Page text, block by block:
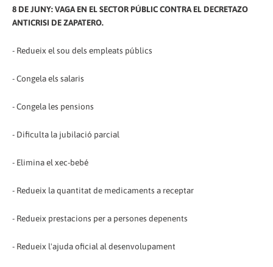
8 DE JUNY: VAGA EN EL SECTOR PÚBLIC CONTRA EL DECRETAZO
ANTICRISI DE ZAPATERO.
- Redueix el sou dels empleats públics
- Congela els salaris
- Congela les pensions
- Dificulta la jubilació parcial
- Elimina el xec-bebé
- Redueix la quantitat de medicaments a receptar
- Redueix prestacions per a persones depenents
- Redueix l'ajuda oficial al desenvolupament